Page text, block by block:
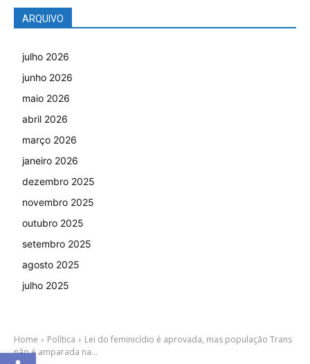
ARQUIVO
julho 2026
junho 2026
maio 2026
abril 2026
março 2026
janeiro 2026
dezembro 2025
novembro 2025
outubro 2025
setembro 2025
agosto 2025
julho 2025